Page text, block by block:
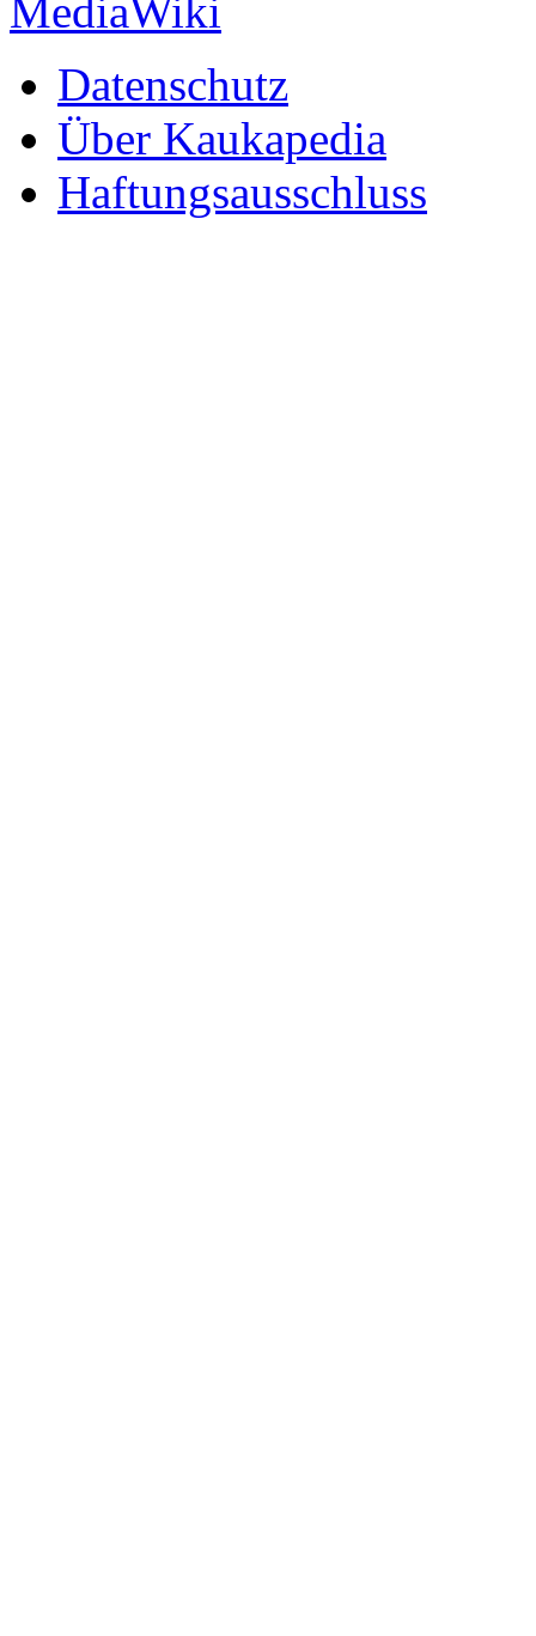
Datenschutz
Über Kaukapedia
Haftungsausschluss